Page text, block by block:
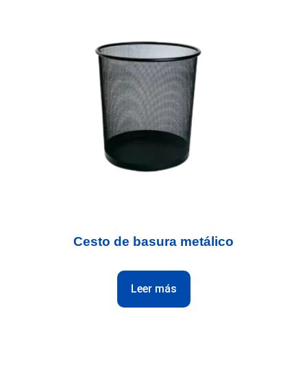
Cesto de basura metálico
Leer más